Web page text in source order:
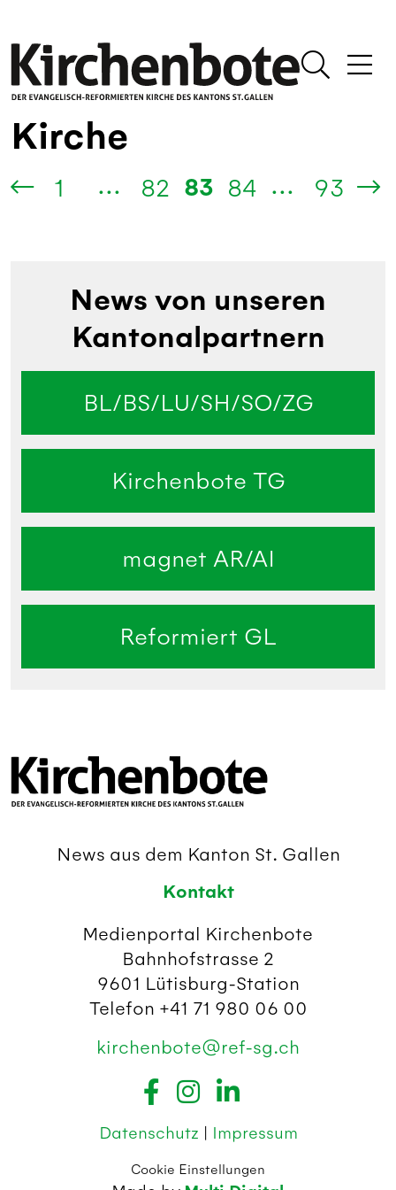
Kirche
1 ... 82 83 84 ... 93
News von unseren
Kantonalpartnern
BL/BS/LU/SH/SO/ZG
Kirchenbote TG
magnet AR/AI
Reformiert GL
News aus dem Kanton St. Gallen
Kontakt
Medienportal Kirchenbote
Bahnhofstrasse 2
9601 Lütisburg-Station
Telefon +41 71 980 06 00
kirchenbote@ref-sg.ch
Datenschutz | Impressum
Cookie Einstellungen